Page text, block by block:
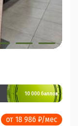
10 000 баллов
от 18 986 ₽/мес